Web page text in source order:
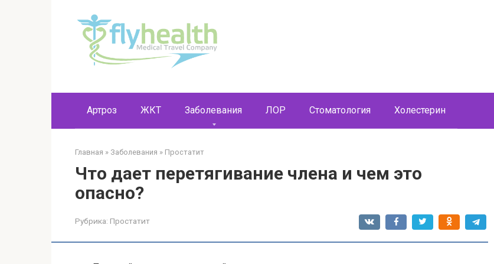
Артроз ЖКТ Заболевания ЛОР Стоматология Холестерин
Главная » Заболевания » Простатит
Что дает перетягивание члена и чем это
опасно?
Рубрика: Простатит